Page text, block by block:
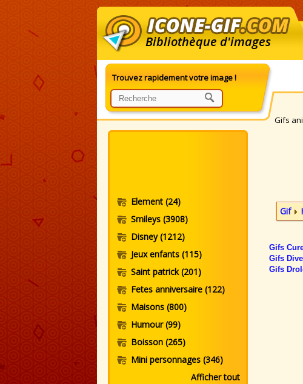
Bibliothèque d'images
Trouvez rapidement votre image !
Element (24)
Smileys (3908)
Disney(1212)
Jeux enfants (115)
Saint patrick(201)
Fetes anniversaire (122)
Maisons (800)
Humour(99)
Boisson (265)
Mini personnages (346)
Afficher tout
Gifs
Gif
Gifs
Gifs
Gifs